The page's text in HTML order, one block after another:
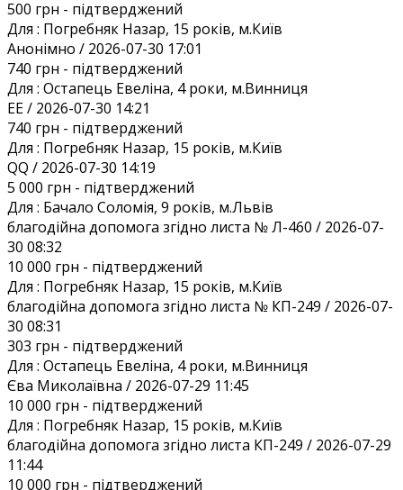
500 грн - підтверджений
Для : Погребняк Назар, 15 років, м.Київ
Анонiмно / 2026-07-30 17:01
740 грн - підтверджений
Для : Остапець Евеліна, 4 роки, м.Винниця
EE / 2026-07-30 14:21
740 грн - підтверджений
Для : Погребняк Назар, 15 років, м.Київ
QQ / 2026-07-30 14:19
5 000 грн - підтверджений
Для : Бачало Соломія, 9 років, м.Львів
благодійна допомога згідно листа № Л-460 / 2026-07-
30 08:32
10 000 грн - підтверджений
Для : Погребняк Назар, 15 років, м.Київ
благодійна допомога згідно листа № КП-249 / 2026-07-
30 08:31
303 грн - підтверджений
Для : Остапець Евеліна, 4 роки, м.Винниця
Єва Миколаївна / 2026-07-29 11:45
10 000 грн - підтверджений
Для : Погребняк Назар, 15 років, м.Київ
благодійна допомога згідно листа КП-249 / 2026-07-29
11:44
10 000 грн - підтверджений